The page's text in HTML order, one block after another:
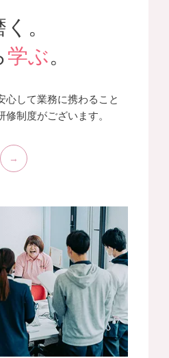
。
学ぶ。
心して業務に携わること
制度がございます。